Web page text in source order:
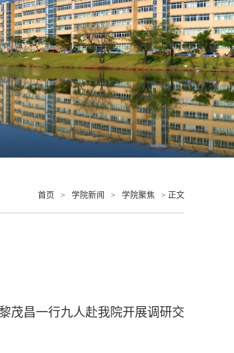
首页 > 学院新闻 > 学院聚焦 > 正文
茂昌一行九人赴我院开展调研交